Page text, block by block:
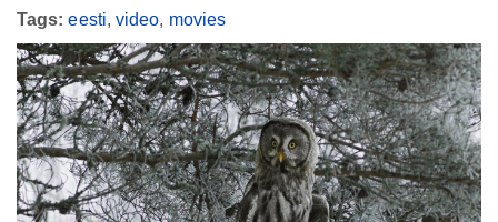
Tags:eesti,video, movies